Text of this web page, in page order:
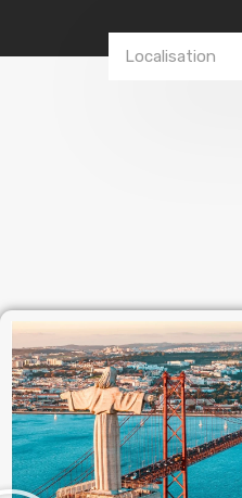
Localisation